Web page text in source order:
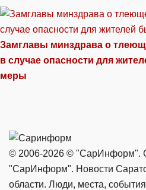
Замглавы минздрава о
в случае опасности для
меры
© 2006-2026 © "СарИнформ".
"СарИнформ". Новости
области. Люди, места,